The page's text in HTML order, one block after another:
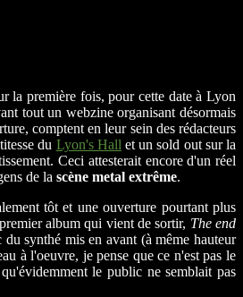
la première fois, pour cette date à Lyon
tout un webzine organisant désormais
comptent en leur sein des rédacteurs
du Lyon's Hall et un sold out sur la
Ceci attesterait encore d'un réel
de la scène metal extrême.
tôt et une ouverture pourtant plus
album qui vient de sortir, The end
du synthé mis en avant (à même hauteur
à l'oeuvre, je pense que ce n'est pas le
le public ne semblait pas